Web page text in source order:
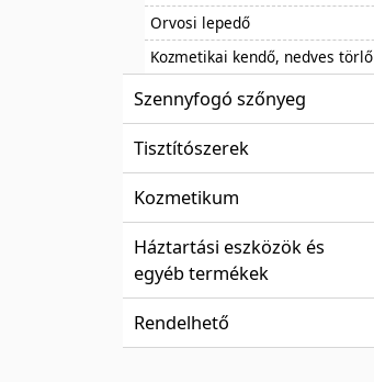
Orvosi lepedő
Kozmetikai kendő, nedves törlő
Szennyfogó szőnyeg
Tisztítószerek
Kozmetikum
Háztartási eszközök és
egyéb termékek
Rendelhető